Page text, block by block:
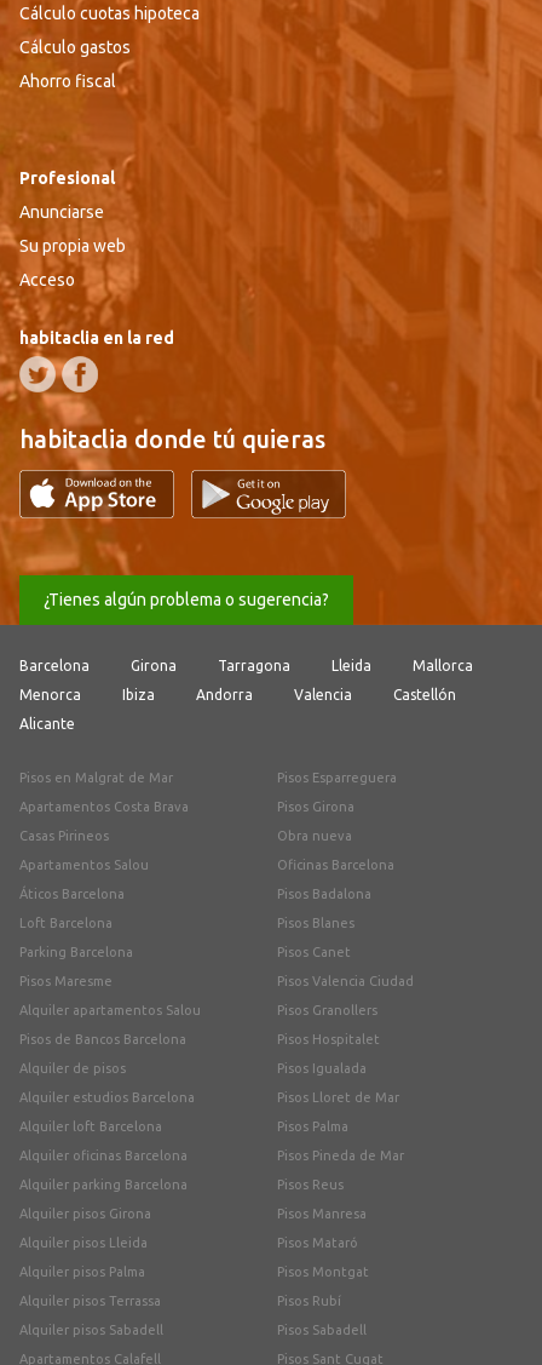
Cálculo cuotas hipoteca
Cálculo gastos
Ahorro fiscal
Profesional
Anunciarse
Su propia web
Acceso
habitaclia en la red
habitaclia donde tú quieras
¿Tienes algún problema o sugerencia?
Barcelona Girona Tarragona Lleida
Mallorca
Menorca
Ibiza Andorra Valencia
Castellón
Alicante
Pisos en Malgrat de Mar
Apartamentos Costa Brava
Casas Pirineos
Apartamentos Salou
Áticos Barcelona
Loft Barcelona
Parking Barcelona
Pisos Maresme
Alquiler apartamentos Salou
Pisos de Bancos Barcelona
Alquiler de pisos
Alquiler estudios Barcelona
Alquiler loft Barcelona
Alquiler oficinas Barcelona
Alquiler parking Barcelona
Alquiler pisos Girona
Alquiler pisos Lleida
Alquiler pisos Palma
Alquiler pisos Terrassa
Alquiler pisos Sabadell
Apartamentos Calafell
Pisos Esparreguera
Pisos Girona
Obra nueva
Oficinas Barcelona
Pisos Badalona
Pisos Blanes
Pisos Canet
Pisos Valencia Ciudad
Pisos Granollers
Pisos Hospitalet
Pisos Igualada
Pisos Lloret de Mar
Pisos Palma
Pisos Pineda de Mar
Pisos Reus
Pisos Manresa
Pisos Mataró
Pisos Montgat
Pisos Rubí
Pisos Sabadell
Pisos Sant Cugat